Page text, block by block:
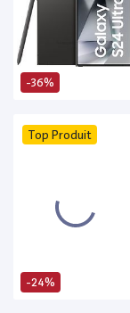
-36%
-24%
Top Produit